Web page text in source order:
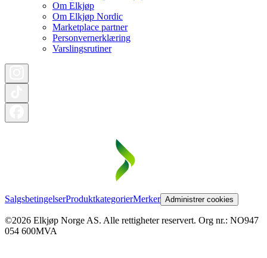
Om Elkjøp
Om Elkjøp Nordic
Marketplace partner
Personvernerklæring
Varslingsrutiner
SalgsbetingelserProduktkategorierMerker Administrer cookies
©2026 Elkjøp Norge AS. Alle rettigheter reservert. Org nr.: NO947
054 600MVA